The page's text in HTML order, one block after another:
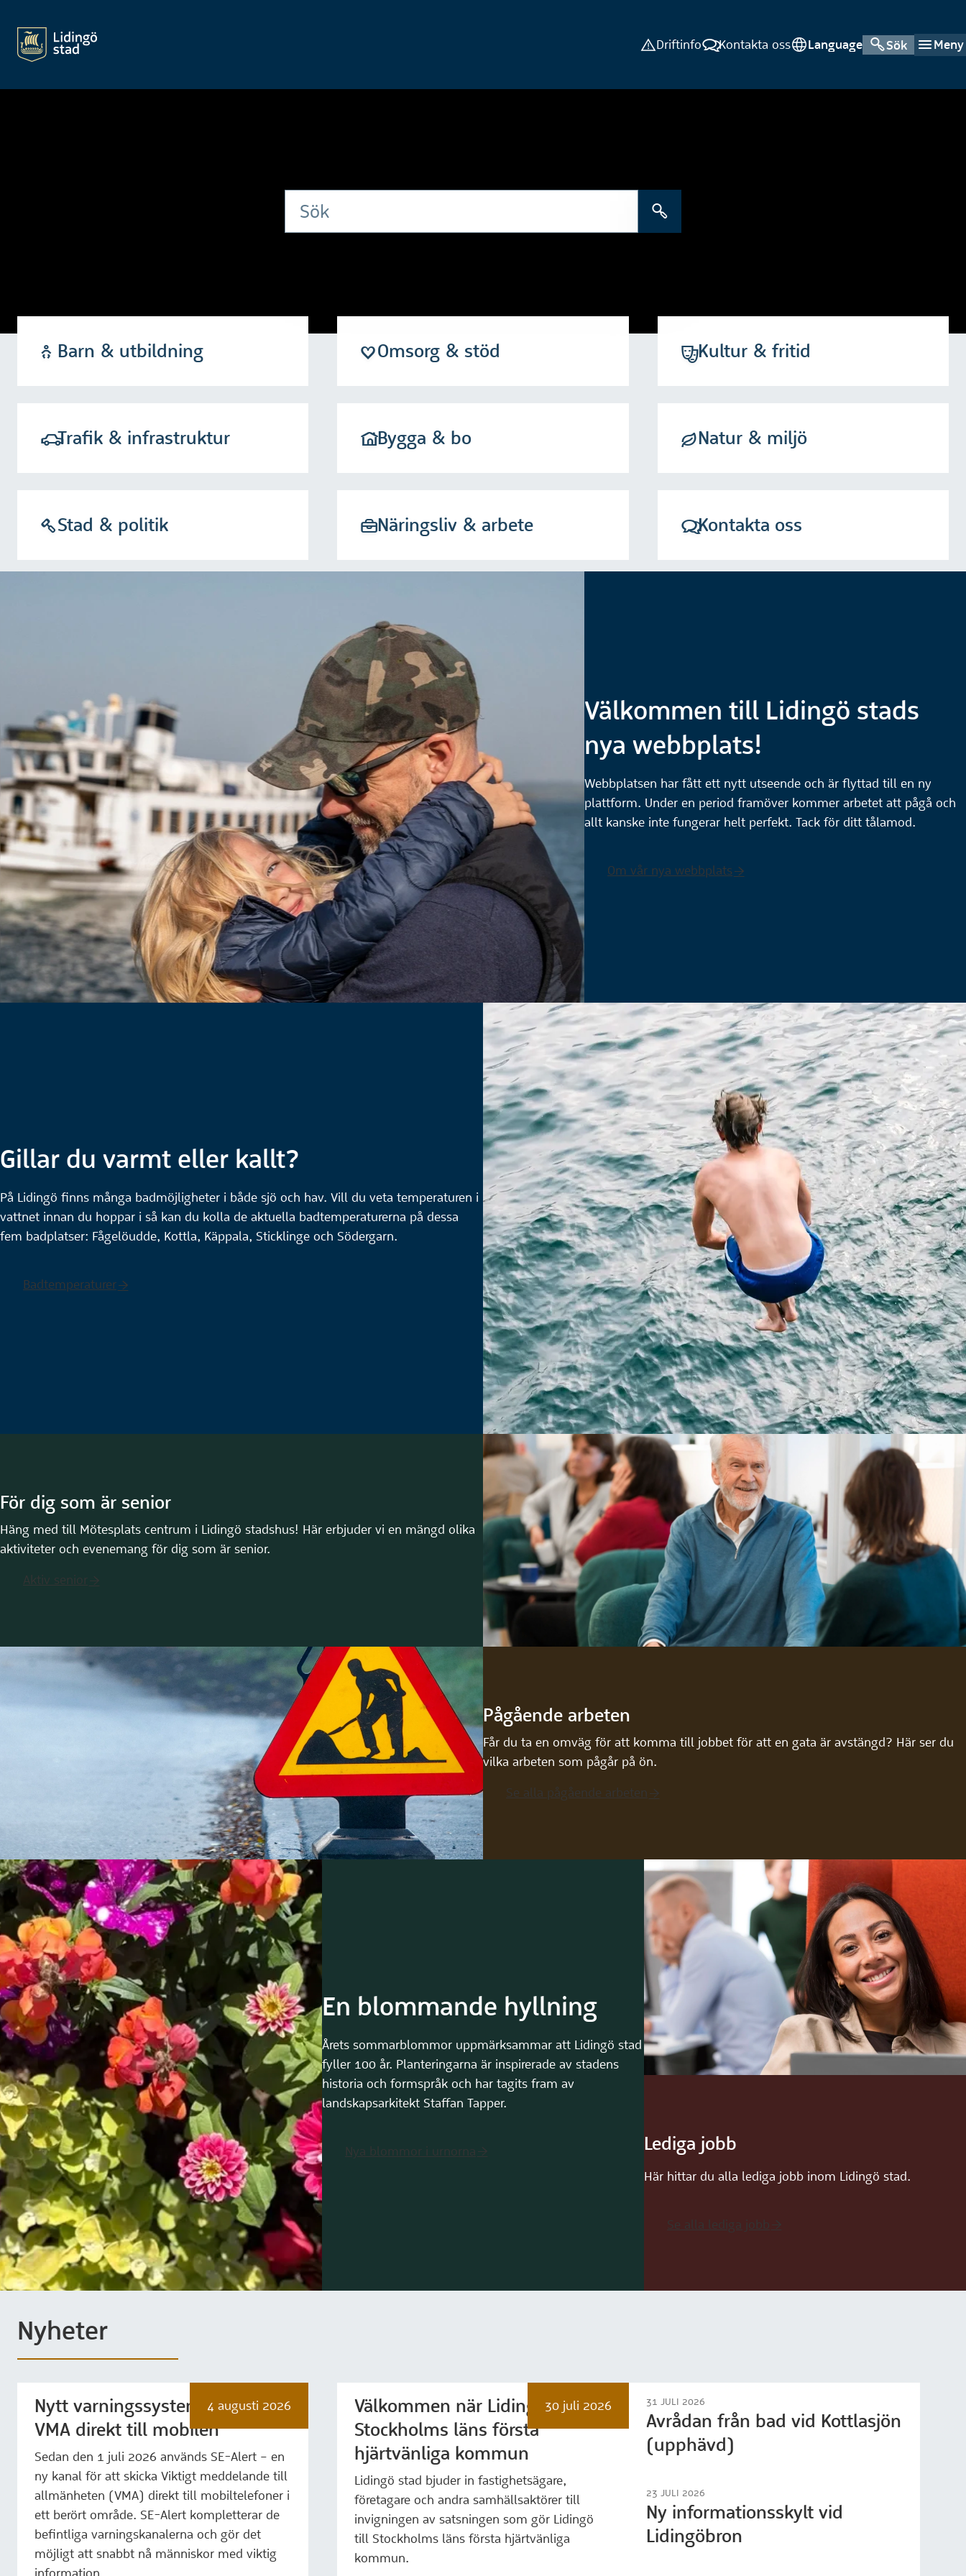
Sök Meny
Driftinfo Kontakta oss Language
Barn & utbildning Omsorg & stöd Kultur & fritid
Trafik & infrastruktur Bygga & bo Natur & miljö
Stad & politik Näringsliv & arbete Kontakta oss
Välkommen till Lidingö stads
nya webbplats!
Webbplatsen har fått ett nytt utseende och är flyttad till en ny
plattform. Under en period framöver kommer arbetet att pågå och
allt kanske inte fungerar helt perfekt. Tack för ditt tålamod.
Om vår nya webbplats
Gillar du varmt eller kallt?
På Lidingö finns många badmöjligheter i både sjö och hav. Vill du veta temperaturen i
vattnet innan du hoppar i så kan du kolla de aktuella badtemperaturerna på dessa
fem badplatser: Fågelöudde, Kottla, Käppala, Sticklinge och Södergarn.
Badtemperaturer
För dig som är senior
Häng med till Mötesplats centrum i Lidingö stadshus! Här erbjuder vi en mängd olika
aktiviteter och evenemang för dig som är senior.
Aktiv senior
Pågående arbeten
Får du ta en omväg för att komma till jobbet för att en gata är avstängd? Här ser du
vilka arbeten som pågår på ön.
Se alla pågående arbeten
En blommande hyllning
Årets sommarblommor uppmärksammar att Lidingö stad
fyller 100 år. Planteringarna är inspirerade av stadens
historia och formspråk och har tagits fram av
landskapsarkitekt Staffan Tapper.
Nya blommor i urnorna Lediga jobb
Här hittar du alla lediga jobb inom Lidingö stad.
Nyheter
Nytt varningssystem skickar
VMA direkt till mobilen
4 augusti 2026
Sedan den 1 juli 2026 används SE-Alert – en
ny kanal för att skicka Viktigt meddelande till
allmänheten (VMA) direkt till mobiltelefoner i
ett berört område. SE-Alert kompletterar de
befintliga varningskanalerna och gör det
möjligt att snabbt nå människor med viktig
Välkommen när Lidingö blir
Stockholms läns första
hjärtvänliga kommun
30 juli 2026
Lidingö stad bjuder in fastighetsägare,
företagare och andra samhällsaktörer till
invigningen av satsningen som gör Lidingö
till Stockholms läns första hjärtvänliga
kommun.
Avrådan från bad vid Kottlasjön
(upphävd)
31 JULI 2026
Ny informationsskylt vid
Lidingöbron
23 JULI 2026